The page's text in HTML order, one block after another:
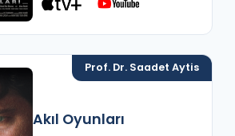
Prof. Dr. Saadet Aytis
Akıl Oyunları